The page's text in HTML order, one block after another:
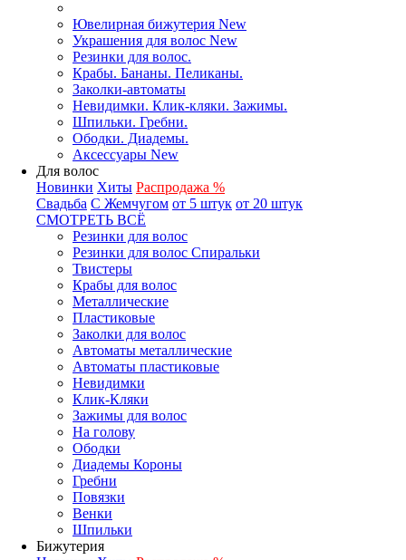
Ювелирная бижутерия New
Украшения для волос New
Резинки для волос.
Крабы. Бананы. Пеликаны.
Заколки-автоматы
Невидимки. Клик-кляки. Зажимы.
Шпильки. Гребни.
Ободки. Диадемы.
Аксессуары New
Для волос
Новинки Хиты Распродажа %
Свадьба С Жемчугом от 5 штук от 20 штук
СМОТРЕТЬ ВСЁ
Резинки для волос
Резинки для волос Спиральки
Твистеры
Крабы для волос
Металлические
Пластиковые
Заколки для волос
Автоматы металлические
Автоматы пластиковые
Невидимки
Клик-Кляки
Зажимы для волос
На голову
Ободки
Диадемы Короны
Гребни
Повязки
Венки
Шпильки
Бижутерия